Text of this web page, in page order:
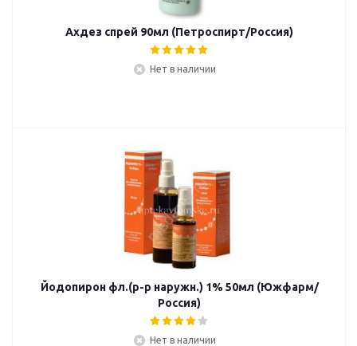
Ахдез спрей 90мл (Петроспирт/Россия)
Нет в наличии
Йодопирон фл.(р-р наружн.) 1% 50мл (Южфарм/
Россия)
Нет в наличии